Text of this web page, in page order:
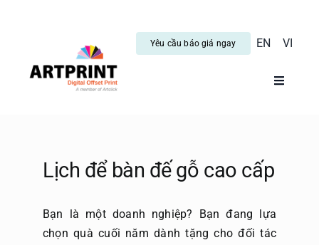
Yêu cầu báo giá ngay EN VI
Toggle
Lịch để bàn đế gỗ cao cấp
Bạn là một doanh nghiệp? Bạn đang lựa
chọn quà cuối năm dành tặng cho đối tác